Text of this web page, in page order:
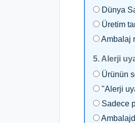
Dünya
Üretim
Ambalaj
5. Alerji
Ürünün
"Alerji
Sadece